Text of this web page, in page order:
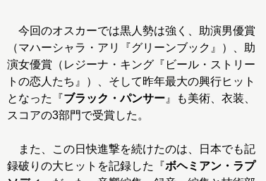
今回のオスカーでは黒人勢は強く、助演男優賞
（マハーシャラ・アリ『グリーンブック』）、助
演女優賞（レジーナ・キング『ビール・ストリー
トの恋人たち』）、そして昨年最大の興行ヒット
となった『ブラック・パンサー 』も美術、衣装、
スコアの3部門で受賞した。
また、この日快進撃を続けたのは、日本でも記
録破りの大ヒットを記録した『ボヘミアン・ラプ